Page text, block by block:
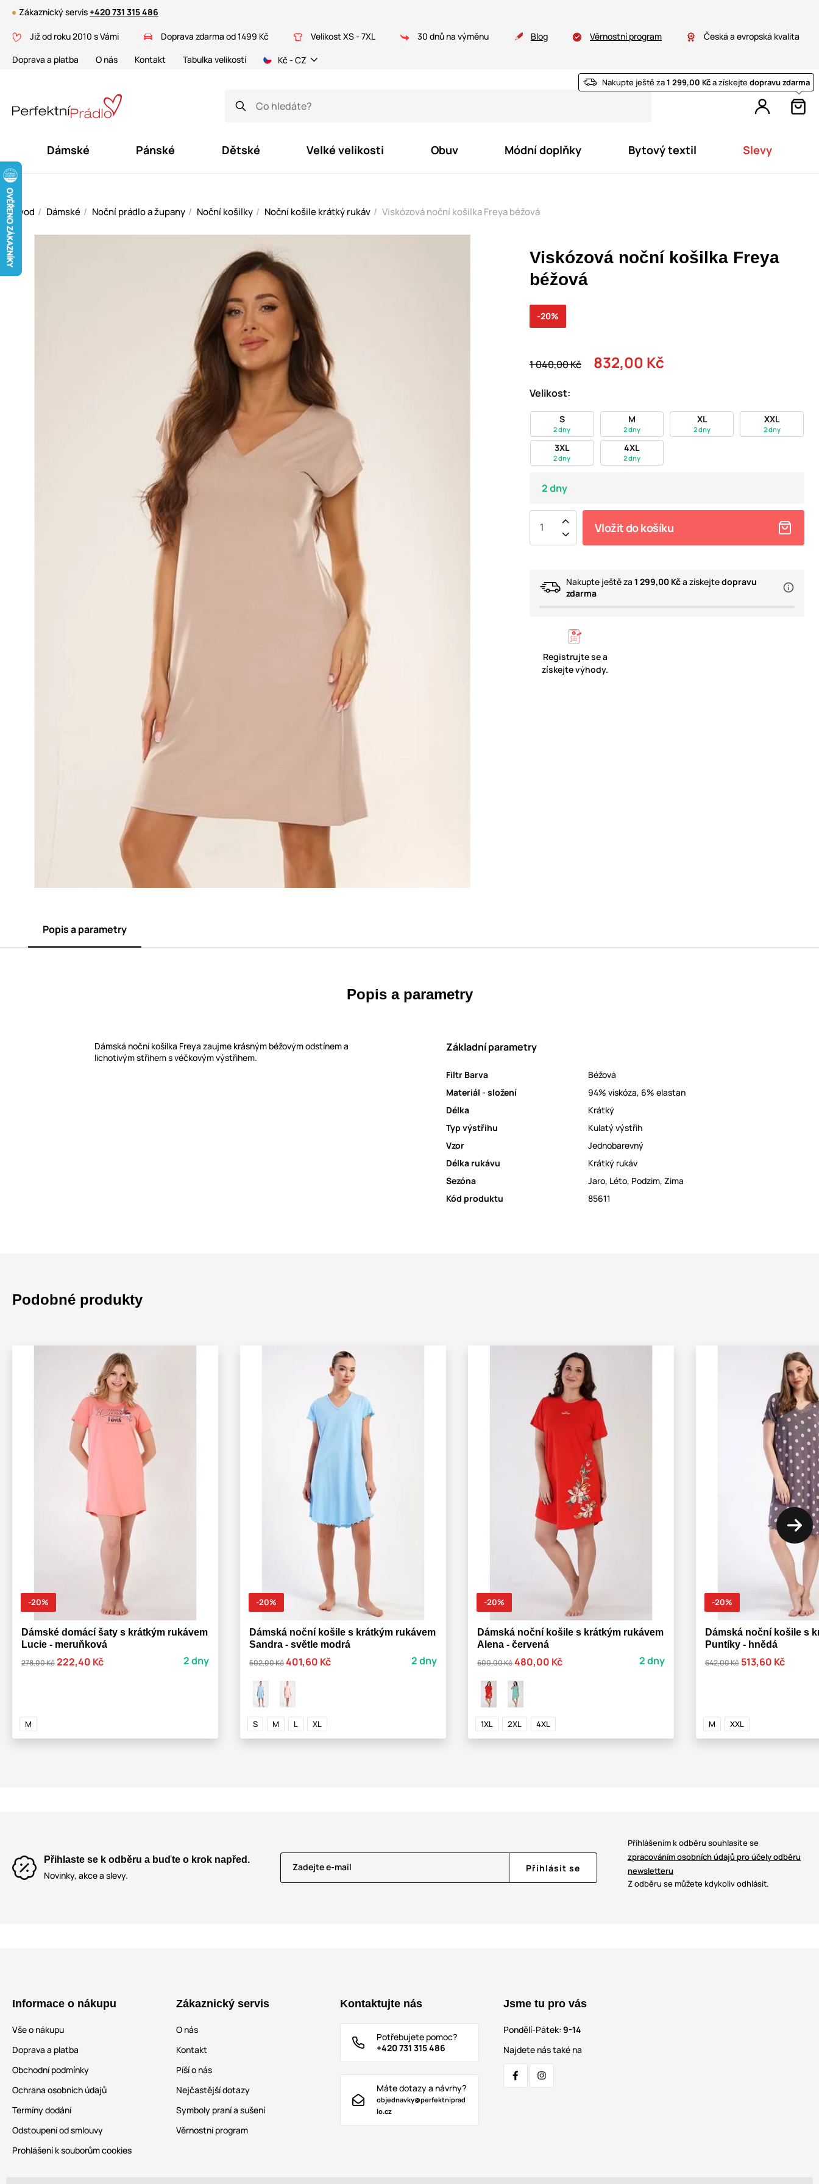
Zákaznický servis+420 731 315 486
Již od roku 2010 s Vámi Doprava zdarma od 1499 Kč Velikost XS - 7XL 30 dnů na výměnu Blog Věrnostní program
Česká a evropská kvalita
Doprava a platba
O nás Kontakt Tabulka velikostí Kč - CZ
Nakupte ještě za1 299,00 Kča získejtedopravu zdarma
Dámské Pánské Dětské Velké velikosti Obuv Módní doplňky Bytový textil Slevy
Úvod Dámské Noční prádlo a župany Noční košilky Noční košile krátký rukáv Viskózová noční košilka Freya béžová
Viskózová noční košilka Freya
béžová
1 040,00 Kč 832,00 Kč
-20%
Velikost:
S
2 dny
M
2 dny
XL
2 dny
XXL
2 dny
3XL
2 dny
4XL
2 dny
2 dny
Vložit do košíku
Nakupte ještě za 1 299,00 Kča získejtedopravu
zdarma
Registrujte se a
získejte výhody.
Popis a parametry
Popis a parametry
Dámská noční košilka Freya zaujme krásným béžovým odstínem a
lichotivým střihem s véčkovým výstřihem.
Základní parametry
Filtr Barva
Béžová
Materiál - složení
94% viskóza, 6% elastan
Délka
Krátký
Typ výstřihu
Kulatý výstřih
Vzor
Jednobarevný
Délka rukávu
Krátký rukáv
Sezóna
Jaro, Léto, Podzim, Zima
Kód produktu
85611
Podobné produkty
-20%
Dámské domácí šaty s krátkým rukávem
Lucie - meruňková
278,00 Kč222,40 Kč 2 dny
M
-20%
Dámská noční košile s krátkým rukávem
Sandra - světle modrá
502,00 Kč401,60 Kč 2 dny
S M L XL
-20%
Dámská noční košile s krátkým rukávem
Alena - červená
600,00 Kč480,00 Kč 2 dny
1XL 2XL 4XL
-20%
Dámská noční košile s
Puntíky - hnědá
642,00 Kč 513,60 Kč
M XXL
Přihlaste se k odběru a buďte o krok napřed.
Novinky, akce a slevy.
Zadejte e-mail Přihlásit se
Přihlášením k odběru souhlasíte se
zpracováním osobních údajů pro účely odběru
newsletteru
Z odběru se můžete kdykoliv odhlásit.
Informace o nákupu
Vše o nákupu
Doprava a platba
Obchodní podmínky
Ochrana osobních údajů
Termíny dodání
Odstoupení od smlouvy
Prohlášení k souborům cookies
Zákaznický servis
O nás
Kontakt
Píší o nás
Nejčastější dotazy
Symboly praní a sušení
Věrnostní program
Kontaktujte nás
Potřebujete pomoc?
+420 731 315 486
Máte dotazy a návrhy?
objednavky@perfektniprad
lo.cz
Jsme tu pro vás
Pondělí-Pátek:9-14
Najdete nás také na